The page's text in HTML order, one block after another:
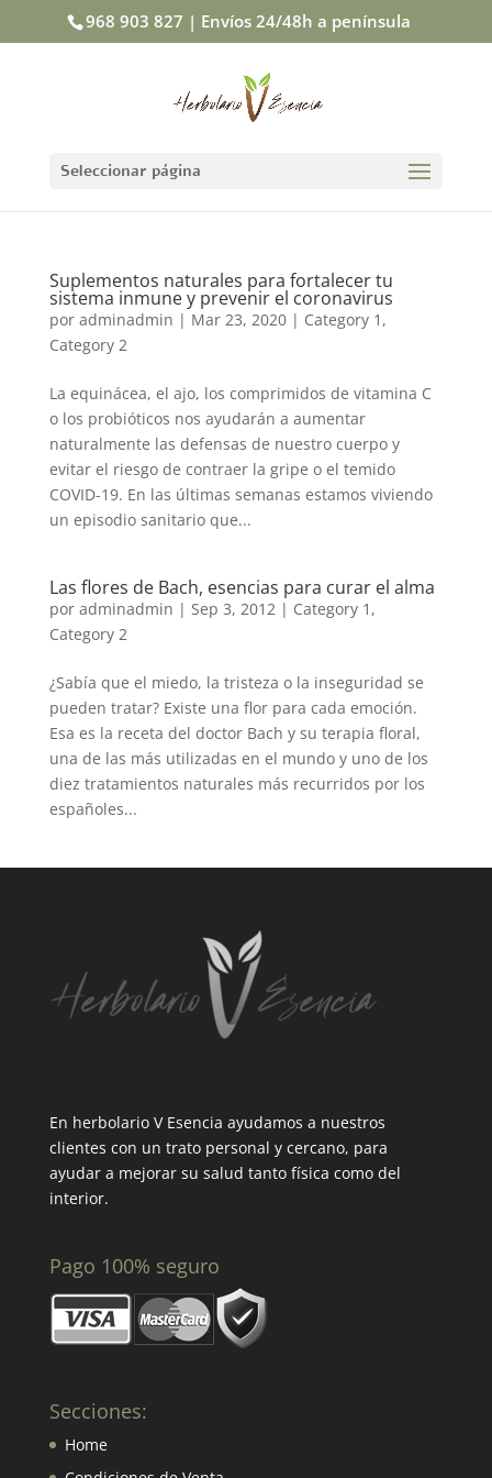
968 903 827 | Envíos 24/48h a península
Seleccionar página
Suplementos naturales para fortalecer tu
sistema inmune y prevenir el coronavirus
por adminadmin | Mar 23, 2020| Category 1 ,
Category 2
La equinácea, el ajo, los comprimidos de vitamina C
o los probióticos nos ayudarán a aumentar
naturalmente las defensas de nuestro cuerpo y
evitar el riesgo de contraer la gripe o el temido
COVID-19. En las últimas semanas estamos viviendo
un episodio sanitario que...
Las flores de Bach, esencias para curar el alma
por adminadmin | Sep 3, 2012| Category 1 ,
Category 2
¿Sabía que el miedo, la tristeza o la inseguridad se
pueden tratar? Existe una flor para cada emoción.
Esa es la receta del doctor Bach y su terapia floral,
una de las más utilizadas en el mundo y uno de los
diez tratamientos naturales más recurridos por los
españoles...
En herbolario V Esencia ayudamos a nuestros
clientes con un trato personal y cercano, para
ayudar a mejorar su salud tanto física como del
interior.
Pago 100% seguro
Secciones:
Home